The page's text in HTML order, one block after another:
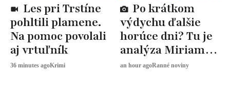
pohltili plamene.
Na pomoc povolali
aj vrtuľník
36 minutes agoKrimi
výdychu ďalšie
horúce dni? Tu je
analýza Miriam
JAROŠOVEJ
an hour agoRanné noviny